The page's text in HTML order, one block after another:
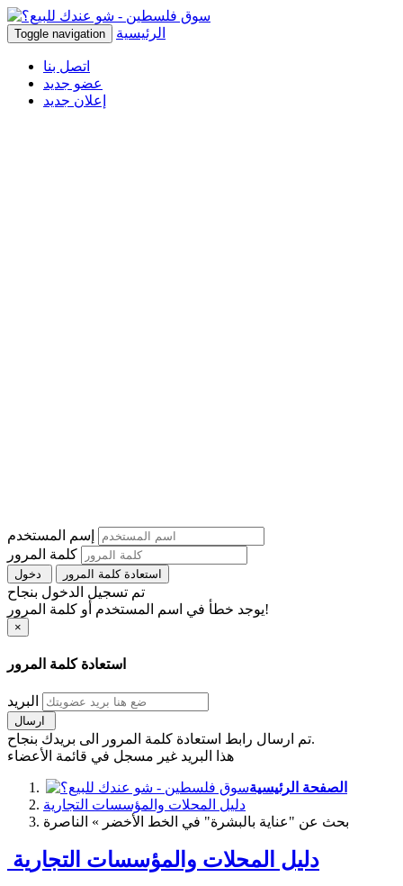
Toggle navigation الرئيسية
اتصل بنا
عضو جديد
إعلان جديد
إسم المستخدم
كلمة المرور
استعادة كلمة المرور
تم تسجيل الدخول بنجاح
يوجد خطأ في اسم المستخدم أو كلمة المرور!
×
استعادة كلمة المرور
البريد
تم ارسال رابط استعادة كلمة المرور الى بريدك بنجاح.
هذا البريد غير مسجل في قائمة الأعضاء
الصفحة الرئيسية
دليل المحلات والمؤسسات التجارية
بحث عن "عناية بالبشرة" في الخط الأخضر » الناصرة
دليل المحلات والمؤسسات التجارية